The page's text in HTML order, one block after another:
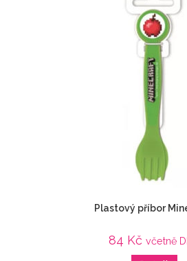
Plastový příbor
84 Kč včetně